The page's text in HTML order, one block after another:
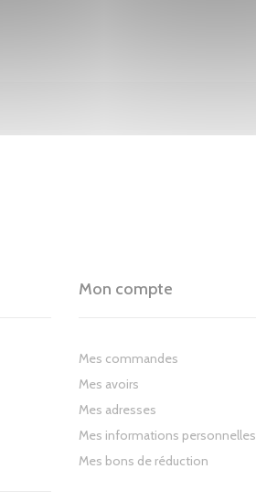
Mon compte
Mes commandes
Mes avoirs
Mes adresses
Mes informations personnelles
Mes bons de réduction